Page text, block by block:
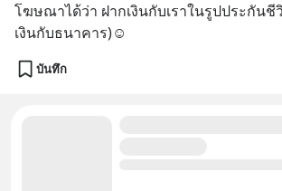
โฆษณาได้ว่า ฝากเงินกับเราในรูปประกันชี
เงินกับธนาคาร)☺️
บันทึก